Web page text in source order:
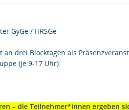
GyGe / HRSGe
an drei Blocktagen als
(je 9-17 Uhr):
– die Teilnehmer*innen ergeben